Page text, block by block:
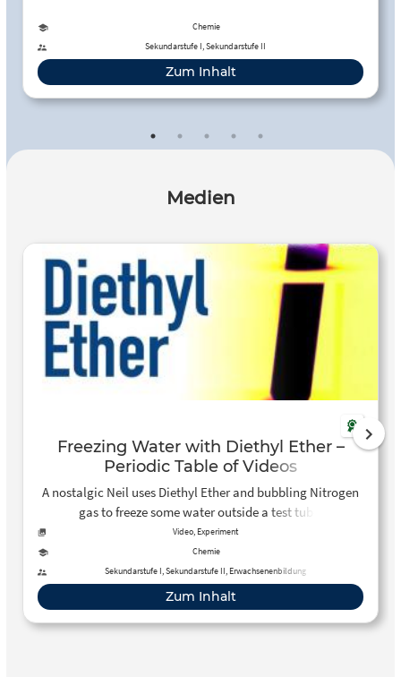
Chemie
Sekundarstufe I, Sekundarstufe II
Zum Inhalt
Medien
Freezing Water with Diethyl Ether –
Periodic Table of Videos
A nostalgic Neil uses Diethyl Ether and bubbling Nitrogen
gas to freeze some water outside a test tube.
Video, Experiment
Chemie
Sekundarstufe I, Sekundarstufe II, Erwachsenenbildung
Zum Inhalt